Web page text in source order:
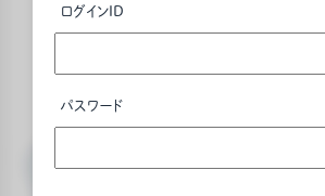
ログインID
パスワード